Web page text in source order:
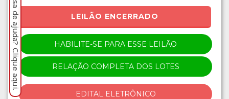
LEILÃO ENCERRADO
HABILITE-SE PARA ESSE LEILÃO
RELAÇÃO COMPLETA DOS LOTES
EDITAL ELETRÔNICO
Precisa de ajuda? Clique aqui.